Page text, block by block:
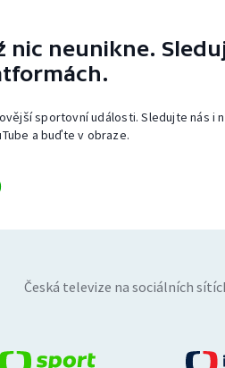
nic neunikne.
sportovní události. Sledujte nás i
a buďte v obraze.
Česká televize na sociálních